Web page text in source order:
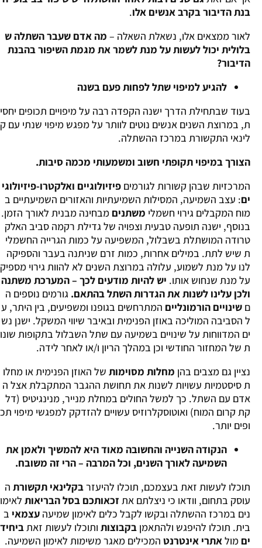
בנת הדיבור בקרב אנשים אלו.
לאור ממצאים אלו, נשאלת השאלה –מה אדם שעבר השתלה ש
בלולית יכול לעשות על מנת לשמר את מגמת השיפור בהבנת
הדיבור?
להגיע למיפוי שתל לפחות פעם בשנה
בעוד שבתחילת הדרך ישנה הקפדה רבה על מיפויים תכופים יחסי
ת, במרוצת השנים אנשים נוטים לוותר על מפגש מיפוי שנתי עם ק
לינאי התקשורת במרכז ההשתלה.
הצורך במיפוי תקופתי חשוב ומשמעותי מכמה סיבות.
המרכזיות שבהן קשורות לגורמיםפיזיולוגיים ואלקטרו-פיזיולוגי
ים: עצב השמיעה, המסילות השמיעתיות והאזורים השמיעתיים ב
מוח המקבלים גירוי חשמלימשתניםמבחינה מבנית לאורך הזמן.
בנוסף, ישנה תופעה טבעית וצפויה של גדילת רקמה סביב האלק
טרודה המושתלת בשבלול, המשפיעה על כמות הגרייה החשמלי
ת שיש לתת. במילים אחרות, כמות זרם שניתנה בעבר והספיקה
לנו על מנת לשמוע, עלולה במרוצת השנים לא להוות גירוי מספיק
על מנת שנחוש אותו.יש להיות מודעים לכך – המערכת משתנה
ולכן עלינו לשנות את הגדרות השתל בהתאם.גורמים נוספים ה
םשינויים הורמונלייםהמתרחשים בגופנו ומשפיעים, בין היתר, ע
ל הסביבה המוליכה באוזן הפנימית ובאיבר שיווי המשקל. ישנן נש
ים המדווחות על שינויים בשמיעה עם שתל השבלול בתקופות שונו
ת של המחזור החודשי וכן במהלך הריון ו/או לאחר לידה.
נציין גם מצבים בהןמחלות מסוימותשל האוזן הפנימית או מחלו
ת סיסטמיות עשויות לשנות את תחושת ההגבר המתקבלת אצל ה
אדם עם השתל. כך למשל החולים במחלת מנייר, מנינגיטיס (דל
קת קרום המוח) ואוטוסקלרוזיס עשויים להזדקק למפגשי מיפוי תכ
ופים יותר.
הנקודה השנייה והחשובה מאוד היא להמשיך ולאמן את
השמיעה לאורך השנים, וכל המרבה – הרי זה משובח.
תוכלו לעשות זאת בעצמכם, תוכלו להיעזרבקלינאי תקשורתה
עוסק בתחום, וודאו כי ניצלתם אתזכאותכם בסל הבריאותלאימו
נים במרכז ההשתלה ובקשו לקבל כלים לאימון שמיעהעצמאיב
בית. תוכלו להיפגש ולהתאמןבקבוצותותוכלו לעשות זאתביחיד
יםמולאתרי אינטרנטהמכילים מאגר משימות לאימון השמיעה.